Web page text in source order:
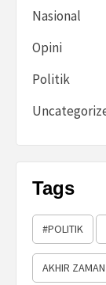
Nasional
Opini
Politik
Tags
#POLITIK
AKHIR ZAMAN